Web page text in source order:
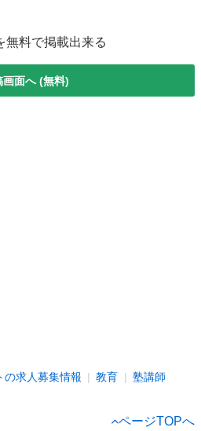
無料で掲載出来る
画面へ (無料)
の求人募集情報 教育 塾講師
ページTOPへ